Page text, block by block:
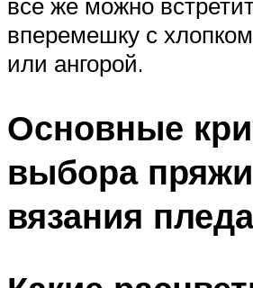
вперемешку с
или ангорой.
Основные
выбора
вязания пледа